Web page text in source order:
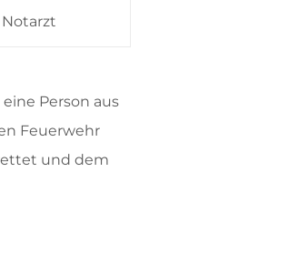
Person aus
Feuerwehr
und dem